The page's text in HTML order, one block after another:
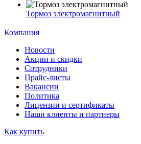
Тормоз электромагнитный
Компания
Новости
Акции и скидки
Сотрудники
Прайс-листы
Вакансии
Политика
Лицензии и сертификаты
Наши клиенты и партнеры
Как купить